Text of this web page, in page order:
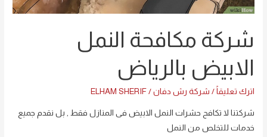
شركة مكافحة النمل
الابيض بالرياض
اترك تعليقاً / شركة رش دفان /
ELHAM SHERIF
شركتنا لا تكافح حشرات النمل الابيض فى المنازل فقط , بل نقدم جميع
خدمات للتخلص من النمل